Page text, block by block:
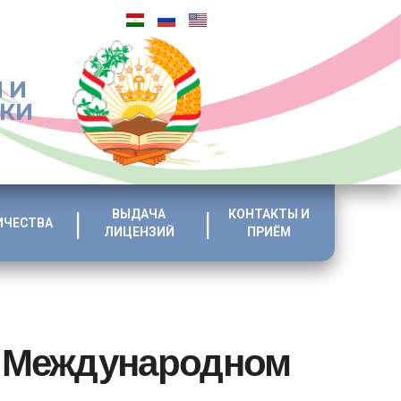
И
ВЫДАЧА
ЛИЦЕНЗИЙ
КОНТАКТЫ И
ПРИЁМ